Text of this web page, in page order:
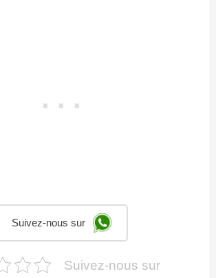
Suivez-nous sur
Suivez-nous sur